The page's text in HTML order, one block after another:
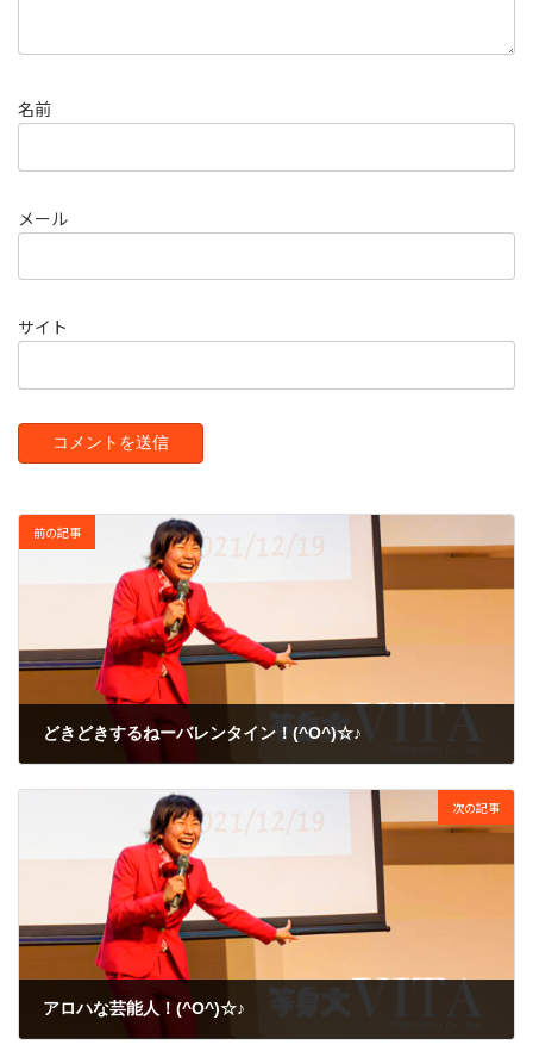
名前
メール
サイト
前の記事
どきどきするねーバレンタイン！(^O^)☆♪
次の記事
アロハな芸能人！(^O^)☆♪